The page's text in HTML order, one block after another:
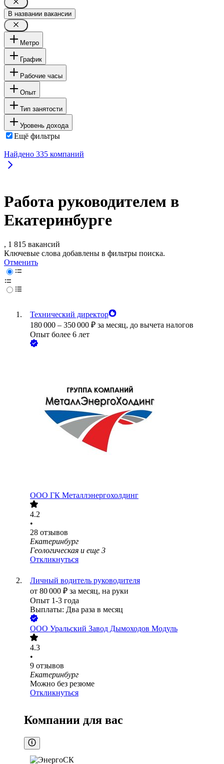
В названии вакансии
Метро
График
Рабочие часы
Опыт
Тип занятости
Уровень дохода
Ещё фильтры
Найдено 335 компаний
Работа руководителем в
Екатеринбурге
, 1 815 вакансий
Ключевые слова добавлены в фильтры поиска.
Отменить
Технический директор
180 000 – 350 000 ₽ за месяц, до вычета налогов
Опыт более 6 лет
ООО ГК Металлэнергохолдинг
4.2
•
28 отзывов
Екатеринбург
Геологическая и еще 3
Откликнуться
Личный водитель руководителя
от 80 000 ₽ за месяц, на руки
Опыт 1-3 года
Выплаты: Два раза в месяц
ООО Уральский Завод Дымоходов Модуль
4.3
•
9 отзывов
Екатеринбург
Можно без резюме
Откликнуться
Компании для вас